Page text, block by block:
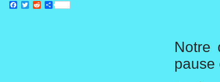
Facebook
TwitterRedditPartager
Notre